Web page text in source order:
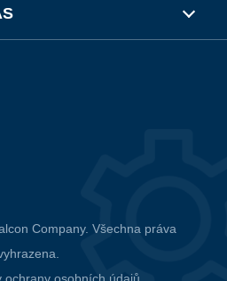
Company. Všechna práva